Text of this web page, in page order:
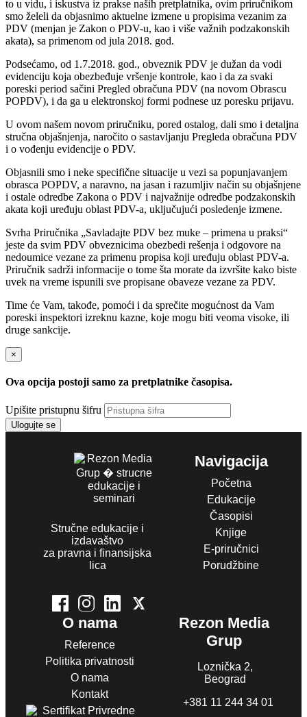
to u vidu, i iskustva iz prakse naših pretplatnika, ovim priručnikom
smo želeli da objasnimo aktuelne izmene u propisima vezanim za
PDV (menjan je Zakon o PDV-u, kao i više važnih podzakonskih
akata), sa primenom od jula 2018. god.
Podsećamo, od 1.7.2018. god., obveznik PDV je dužan da vodi
evidenciju koja obezbeđuje vršenje kontrole, kao i da za svaki
poreski period sačini Pregled obračuna PDV (na novom Obrascu
POPDV), i da ga u elektronskoj formi podnese uz poresku prijavu.
U ovom našem novom priručniku, pored ostalog, dali smo i detaljna
stručna objašnjenja, naročito o sastavljanju Pregleda obračuna PDV
i o vođenju evidencije o PDV.
Objasnili smo i neke specifične situacije u vezi sa popunjavanjem
obrasca POPDV, a naravno, na jasan i razumljiv način su objašnjene
i ostale odredbe Zakona o PDV i najvažnije odredbe podzakonskih
akata koji uređuju oblast PDV-a, uključujući posledenje izmene.
Svrha Priručnika „Savladajte PDV bez muke – primena u praksi“
jeste da svim PDV obveznicima obezbedi rešenja i odgovore na
nedoumice vezane za primenu propisa koji uređuju oblast PDV-a.
Priručnik sadrži informacije o tome šta morate da izvršite kako biste
uvek na vreme ispunili sve propisane obaveze vezane za PDV.
Time će Vam, takođe, pomoći i da sprečite mogućnost da Vam
poreski inspektori izreknu kazne, koje mogu biti veoma visoke, ili
druge sankcije.
×
Ova opcija postoji samo za pretplatnike časopisa.
Upišite pristupnu šifru
Ulogujte se
Stručne edukacije i
izdavaštvo
za pravna i finansijska
lica
Navigacija
Početna
Edukacije
Časopisi
Knjige
E-priručnici
Porudžbine
O nama
Reference
Politika privatnosti
O nama
Kontakt
Rezon Media
Grup
Loznička 2,
Beograd
+381 11 244 34 01